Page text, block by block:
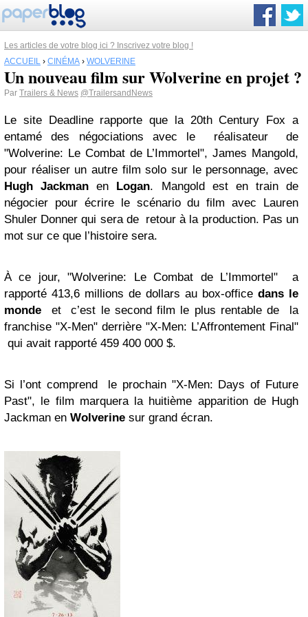
Les articles de votre blog ici ? Inscrivez votre blog !
ACCUEIL › CINÉMA › WOLVERINE
Un nouveau film sur Wolverine en projet ?
Par Trailers & News @TrailersandNews
Le site Deadline rapporte que la 20th Century Fox a
entamé des négociations avec le réalisateur de
"Wolverine: Le Combat de L’Immortel", James Mangold,
pour réaliser un autre film solo sur le personnage, avec
Hugh Jackman en Logan. Mangold est en train de
négocier pour écrire le scénario du film avec Lauren
Shuler Donner qui sera de retour à la production. Pas un
mot sur ce que l’histoire sera.
À ce jour, "Wolverine: Le Combat de L’Immortel" a
rapporté 413,6 millions de dollars au box-office dans le
monde et c’est le second film le plus rentable de la
franchise "X-Men" derrière "X-Men: L’Affrontement Final"
qui avait rapporté 459 400 000 $.
Si l’ont comprend le prochain "X-Men: Days of Future
Past", le film marquera la huitième apparition de Hugh
Jackman en Wolverine sur grand écran.